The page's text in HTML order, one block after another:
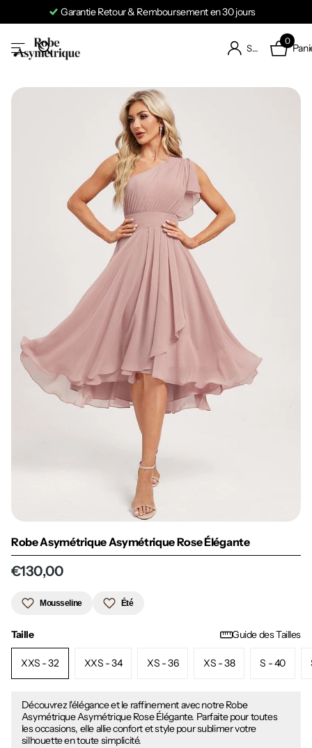
Garantie Retour & Remboursement en 30 jours
S'identifier
0
Robe Asymétrique Asymétrique Rose Élégante
€130,00
Mousseline Été
Taille Guide des Tailles
XXS - 32 XXS - 34 XS - 36 XS - 38 S - 40
Découvrez l'élégance et le raffinement avec notre Robe
Asymétrique Asymétrique Rose Élégante. Parfaite pour toutes
les occasions, elle allie confort et style pour sublimer votre
silhouette en toute simplicité.